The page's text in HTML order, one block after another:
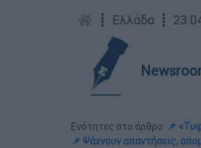
┋ Ελλάδα ┋
Ενότητες στο άρθρο: 📌
📌 Ψάχνουν απαντήσεις,